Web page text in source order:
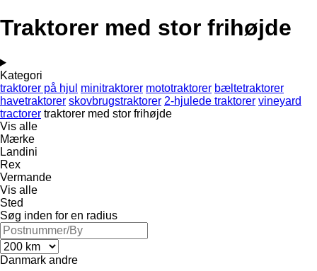
Traktorer med stor frihøjde
Kategori
traktorer på hjul minitraktorer mototraktorer bæltetraktorer
havetraktorer skovbrugstraktorer 2-hjulede traktorer vineyard
tractorer traktorer med stor frihøjde
Vis alle
Mærke
Landini
Rex
Vermande
Vis alle
Sted
Søg inden for en radius
Danmark andre